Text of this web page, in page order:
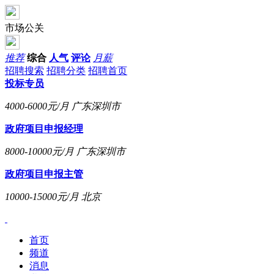
市场公关
推荐 综合 人气 评论 月薪
招聘搜索 招聘分类 招聘首页
投标专员
4000-6000元/月 广东深圳市
政府项目申报经理
8000-10000元/月 广东深圳市
政府项目申报主管
10000-15000元/月 北京
首页
频道
消息